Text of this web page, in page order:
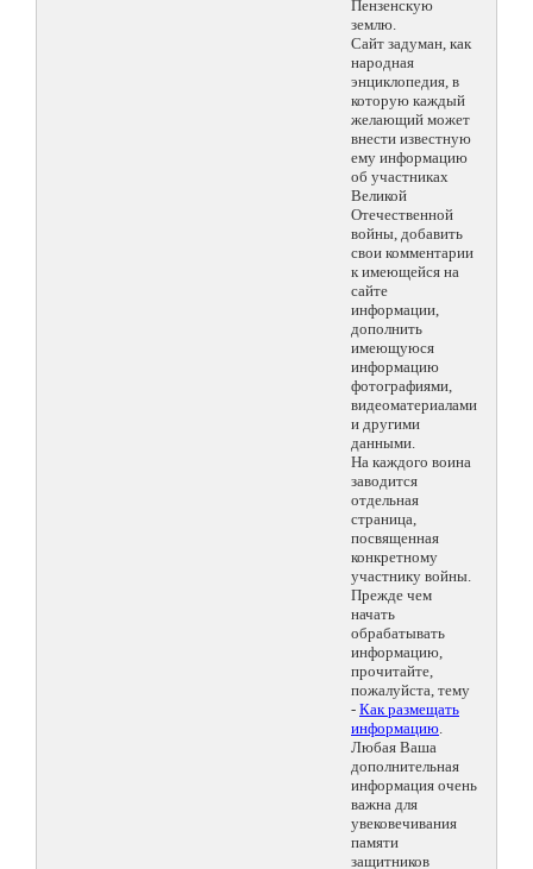
Пензенскую
землю.
Сайт задуман, как
народная
энциклопедия, в
которую каждый
желающий может
внести известную
ему информацию
об участниках
Великой
Отечественной
войны, добавить
свои комментарии
к имеющейся на
сайте
информации,
дополнить
имеющуюся
информацию
фотографиями,
видеоматериалами
и другими
данными.
На каждого воина
заводится
отдельная
страница,
посвященная
конкретному
участнику войны.
Прежде чем
начать
обрабатывать
информацию,
прочитайте,
пожалуйста, тему
- Как размещать
информацию.
Любая Ваша
дополнительная
информация очень
важна для
увековечивания
памяти
защитников